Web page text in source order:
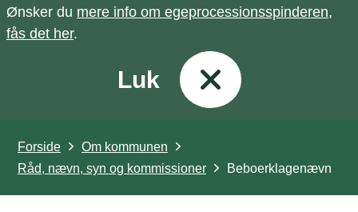
Ønsker du mere info om egeprocessionsspinderen,
fås det her.
Luk
Forside
Om kommunen
Råd, nævn, syn og kommissioner
Beboerklagenævn